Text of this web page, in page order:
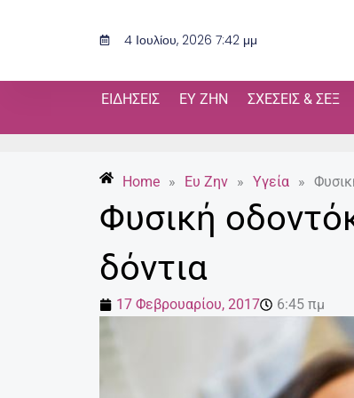
4 Ιουλίου, 2026 7:42 μμ
ΕΙΔΉΣΕΙΣ ΕΥ ΖΗΝ ΣΧΈΣΕΙΣ & ΣΕΞ
Home » Ευ Ζην » Υγεία »
Φυσική
δόντια
17 Φεβρουαρίου, 2017 6:45 πμ